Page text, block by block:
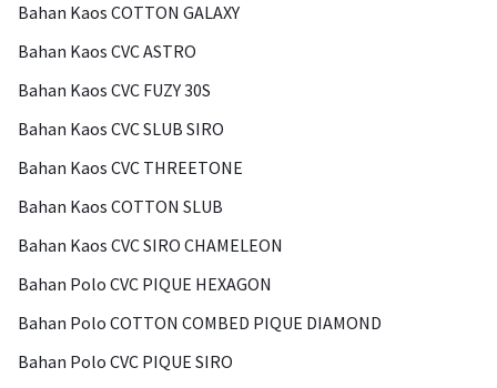
Bahan Kaos COTTON GALAXY
Bahan Kaos CVC ASTRO
Bahan Kaos CVC FUZY 30S
Bahan Kaos CVC SLUB SIRO
Bahan Kaos CVC THREETONE
Bahan Kaos COTTON SLUB
Bahan Kaos CVC SIRO CHAMELEON
Bahan Polo CVC PIQUE HEXAGON
Bahan Polo COTTON COMBED PIQUE DIAMOND
Bahan Polo CVC PIQUE SIRO